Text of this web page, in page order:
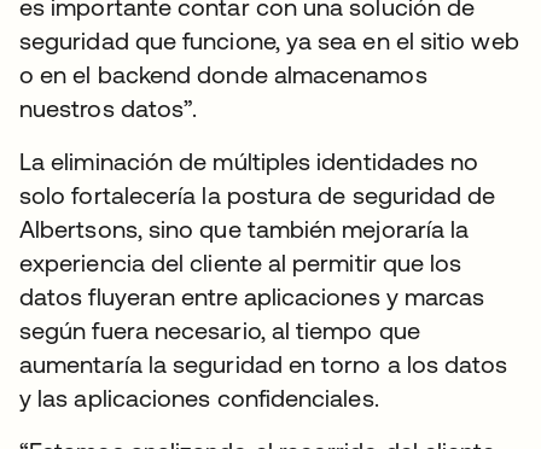
es importante contar con una solución de
seguridad que funcione, ya sea en el sitio web
o en el backend donde almacenamos
nuestros datos”.
La eliminación de múltiples identidades no
solo fortalecería la postura de seguridad de
Albertsons, sino que también mejoraría la
experiencia del cliente al permitir que los
datos fluyeran entre aplicaciones y marcas
según fuera necesario, al tiempo que
aumentaría la seguridad en torno a los datos
y las aplicaciones confidenciales.